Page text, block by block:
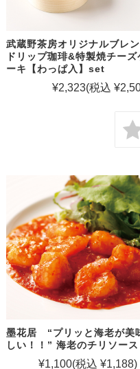
武蔵野茶房オリジナルブレ
ドリップ珈琲&特製焼チーズ
ーキ【わっぱ入】set
¥2,323(税込
墨花居 “プリッと海老が美
しい！！” 海老のチリソース
¥1,100(税込 ¥1,188)